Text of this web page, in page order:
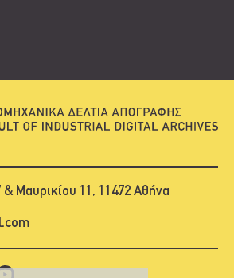
Μαυρικίου 11, 11472 Αθήνα